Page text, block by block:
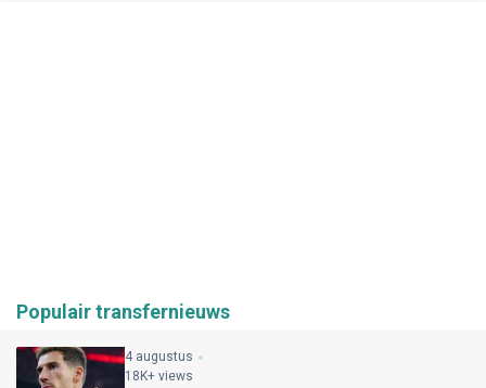
Populair transfernieuws
4 augustus
18K+ views